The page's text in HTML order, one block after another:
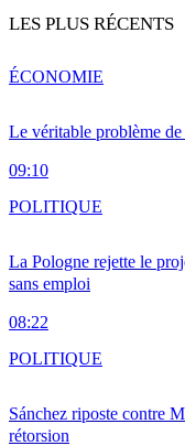
LES PLUS RÉCENTS
Le véritable problème
09:10
ÉCONOMIE
La Pologne rejette le
sans emploi
08:22
POLITIQUE
Sánchez riposte contre
rétorsion
POLITIQUE